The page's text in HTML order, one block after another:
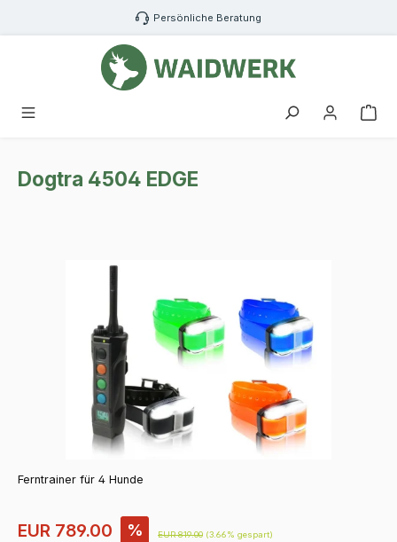
Zum Hauptinhalt springen Persönliche Beratung
Dogtra 4504 EDGE
Bildergalerie überspringen
Ferntrainer für 4 Hunde
Verkaufspreis:
EUR 789.00 % Regulärer Preis:
EUR 819.00 (3.66% gespart)